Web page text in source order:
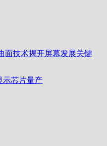
面技术揭开屏幕发展关键
示芯片量产